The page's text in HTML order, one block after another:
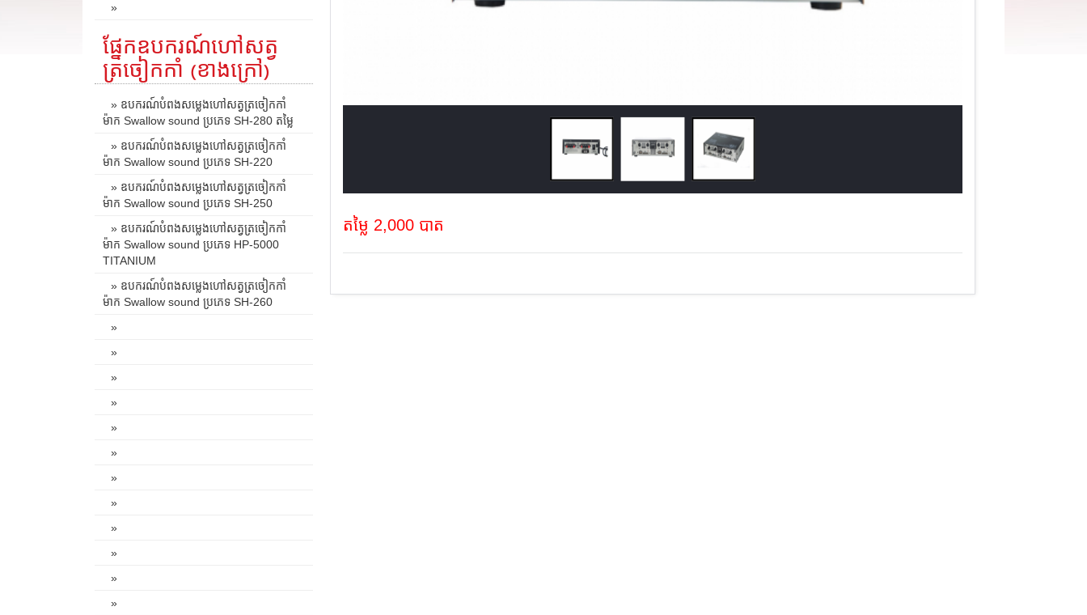
តម្លៃ 2,000 បាត
»
ផ្នែកឧបករណ៍ហៅសត្វ
ត្រចៀកកាំ (ខាងក្រៅ)
» ឧបករណ៍បំពងសម្លេងហៅសត្វត្រចៀកកាំ
ម៉ាក Swallow sound ប្រភេទ SH-280 តម្លៃ
» ឧបករណ៍បំពងសម្លេងហៅសត្វត្រចៀកកាំ
ម៉ាក Swallow sound ប្រភេទ SH-220
» ឧបករណ៍បំពងសម្លេងហៅសត្វត្រចៀកកាំ
ម៉ាក Swallow sound ប្រភេទ SH-250
» ឧបករណ៍បំពងសម្លេងហៅសត្វត្រចៀកកាំ
ម៉ាក Swallow sound ប្រភេទ HP-5000
TITANIUM
» ឧបករណ៍បំពងសម្លេងហៅសត្វត្រចៀកកាំ
ម៉ាក Swallow sound ប្រភេទ SH-260
»
»
»
»
»
»
»
»
»
»
»
»